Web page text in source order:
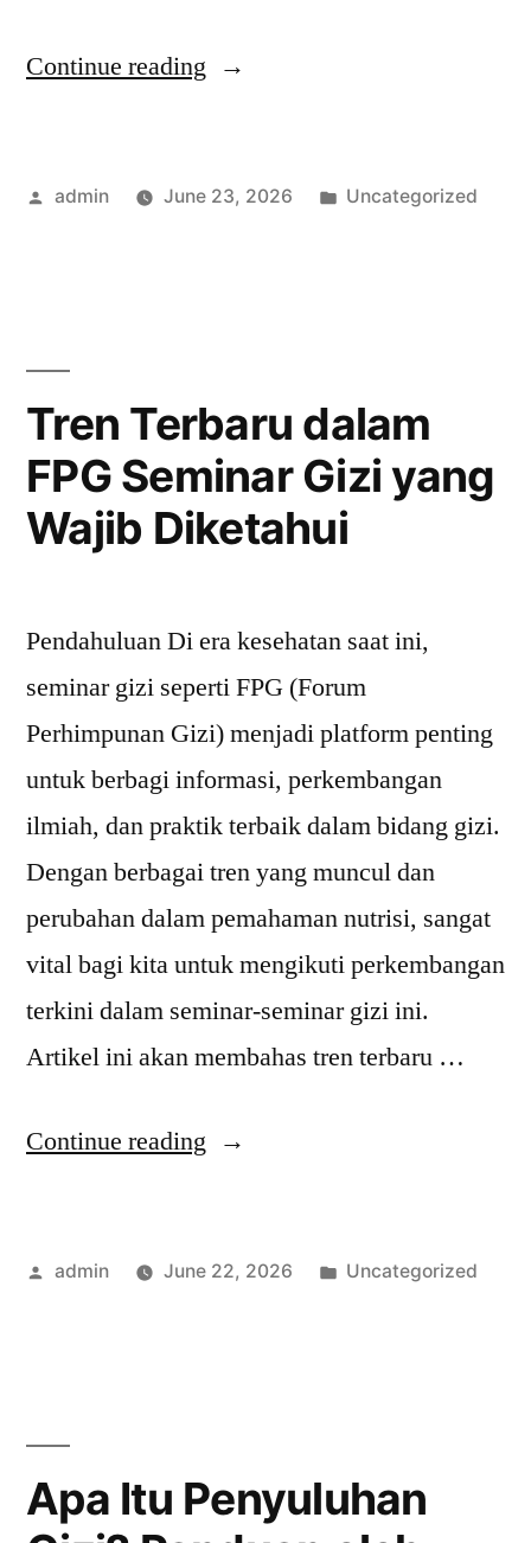
Continue reading “Tren
FPG
Harus
Anda
Ketahui”
Posted
admin June 23, 2026
Posted
Uncategorized
Tren Terbaru dalam
FPG Seminar Gizi yang
Wajib Diketahui
Pendahuluan Di era kesehatan saat ini,
seminar gizi seperti FPG (Forum
Perhimpunan Gizi) menjadi platform penting
untuk berbagi informasi, perkembangan
ilmiah, dan praktik terbaik dalam bidang gizi.
Dengan berbagai tren yang muncul dan
perubahan dalam pemahaman nutrisi, sangat
vital bagi kita untuk mengikuti perkembangan
terkini dalam seminar-seminar gizi ini.
Artikel ini akan membahas tren terbaru …
Continue reading “Tren
FPG
Diketahui”
Posted
admin June 22, 2026
Posted
Uncategorized
Apa Itu Penyuluhan